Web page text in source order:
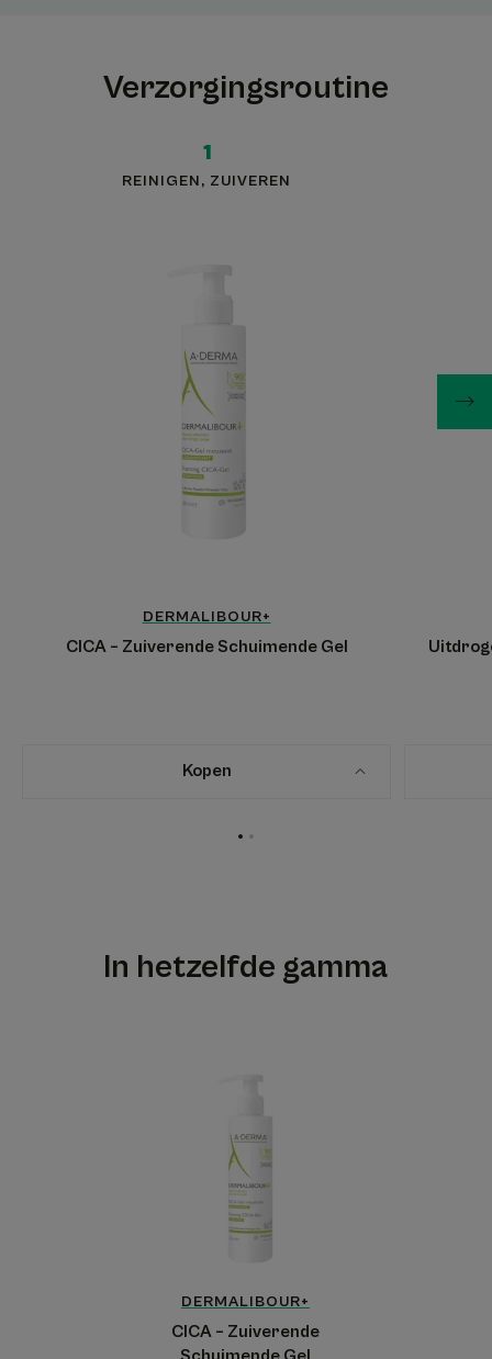
Verzorgingsroutine
1
CICA
REINIGEN, ZUIVEREN
DERMALIBOUR+
CICA – Zuiverende Schuimende Gel
Kopen
In hetzelfde gamma
Schuimende
Gel
DERMALIBOUR+
CICA – Zuiverende